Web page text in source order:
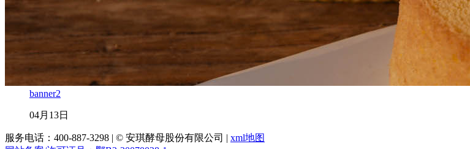
banner2
04月13日
服务电话：400-887-3298 | © 安琪酵母股份有限公司 | xml地图